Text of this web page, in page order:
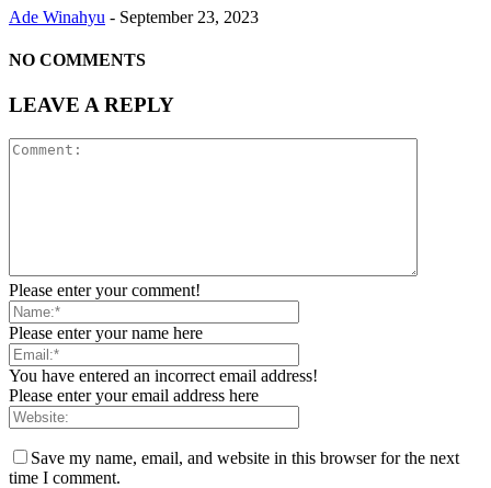
Ade Winahyu - September 23, 2023
NO COMMENTS
LEAVE A REPLY
Please enter your comment!
Please enter your name here
You have entered an incorrect email address!
Please enter your email address here
Save my name, email, and website in this browser for the next
time I comment.